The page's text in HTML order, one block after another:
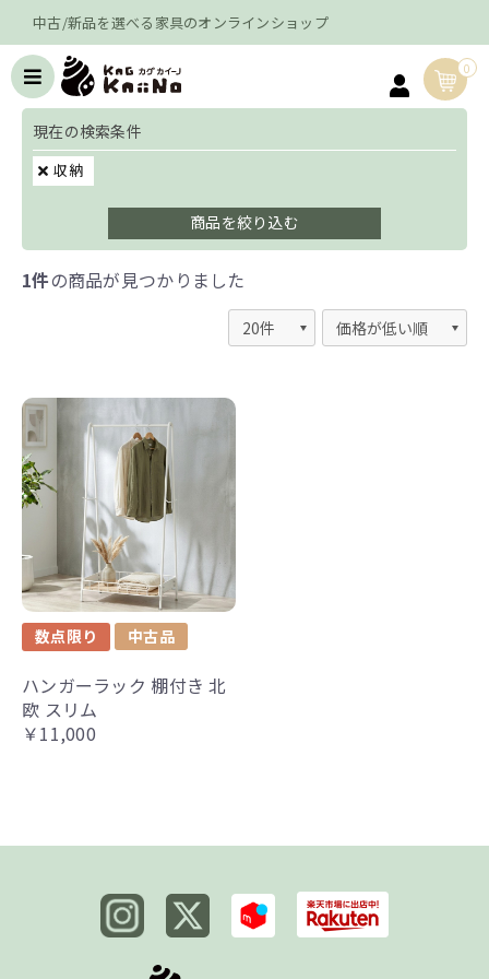
中古/新品を選べる家具のオンラインショップ
0
現在の検索条件
収納
商品を絞り込む
1件の商品が見つかりました
数点限り 中古品
ハンガーラック 棚付き 北
欧 スリム
￥11,000